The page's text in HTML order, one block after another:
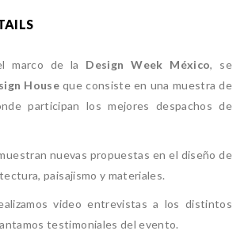
marco de la Design Week México, se
House que consiste en una muestra de
participan los mejores despachos de
nuevas propuestas en el diseño de
paisajismo y materiales.
video entrevistas a los distintos
testimoniales del evento.